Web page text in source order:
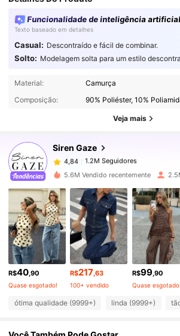
Funcionalidade de inteligência artificial
Texto baseado em detalhes
Casual: Descontraído e fácil de combinar.
Solto: Modelagem solta para um estilo
Material:
Camurça
Composição:
90% Poliéster, 10%
Veja mais
Siren Gaze
1.2M Seguidores
4,84
1.2M Seguidores
b***7 pago1 dia atrás
4,84 1.2M Seguidores
4,84 1.2M Seguidores
4,84 1.2M Seguidores
4,84 1.2M Seguidores
5.6M Vendido recentemente
R$40,90
Quase esgotado!
R$217,63
100+ vendido
R$99,90
Quase esgotado!
ótima qualidade (9999+) linda (9999+)